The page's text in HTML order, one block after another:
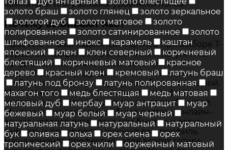
комнатами или разными уровнями полов.
Почему выбирают нас?
Профиль-1 - ваш надежный партнер при выборе Т-
образных профилей из алюминия и латуни. Мы
предлагаем не только высокое качество и
разнообразие продукции, но и низкие цены,
чтобы сделать вашу покупку еще более выгодной.
Мы гарантируем, что вы получите профиль,
идеально подходящий для ваших потребностей.
Мы также предлагаем удобную систему онлайн-
заказа, которая позволяет вам быстро и легко
выбрать и приобрести нужный вам профиль.
Наша команда профессионалов всегда готова
золото браш
золото глянец
золото зеркальное
золотой дуб
золото матовое
золото
полированное
золото сатинированное
золото
шлифованное
инокс карамель
каштан
японский
клен клен северный
коричневый
блестящий
коричневый матовый
красное
дерево
красный клен кремовый
латунь браш
латунь под бронзу
латунь полированная
махагон того
медь блестящая
медь матовая
меловый дуб
мербау муар антрацит
муар
бежевый
муар белый
муар черный
натуральная латунь
натуральный
натуральный
бук
оливка ольха орех сиена
орех
тропический
орех чили
оружейный матовый